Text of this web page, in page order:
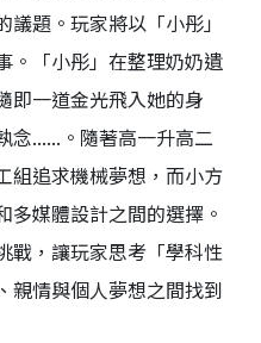
題。玩家將以「小彤」
。「小彤」在整理奶奶遺
即一道金光飛入她的身
念......。隨著高一升高二
組追求機械夢想，而小方
多媒體設計之間的選擇。
戰，讓玩家思考「學科性
親情與個人夢想之間找到